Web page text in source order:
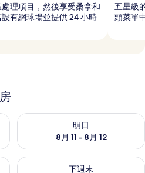
理項目，然後享受桑拿和
有網球場並提供 24 小時
五星級
頭菜單
空房
明日
8月 11 - 8月 12
查看明日 8月 11 - 8月 12的可訂
訂空房
下週末
查看下週末 8月 21 - 8月 23的